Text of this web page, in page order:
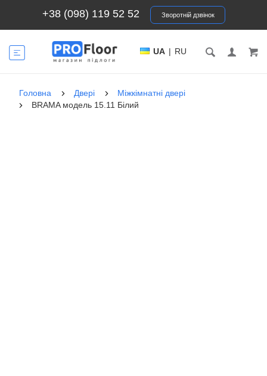
+38 (098) 119 52 52 Зворотній дзвінок
UA | RU
Головна Двері
Міжкімнатні двері
BRAMA модель 15.11 Білий